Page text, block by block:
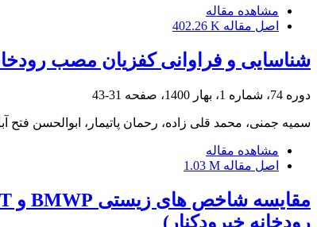
مشاهده مقاله
اصل مقاله 402.26 K
شناسایی و فراوانی کفزیان مصب
دوره 74، شماره 1، بهار 1400، صفحه 31-43
سمیه جمنی، محمد قلی زاده، رحمان پاتیمار، ابوالحسن فتح
مشاهده مقاله
اصل مقاله 1.03 M
رودخانه خیرودکنار)